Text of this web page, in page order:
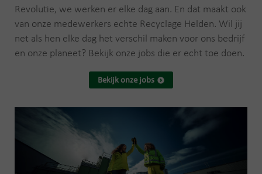
Revolutie, we werken er elke dag aan. En dat maakt ook
van onze medewerkers echte Recyclage Helden. Wil jij
net als hen elke dag het verschil maken voor ons bedrijf
en onze planeet? Bekijk onze jobs die er echt toe doen.
Bekijk onze jobs